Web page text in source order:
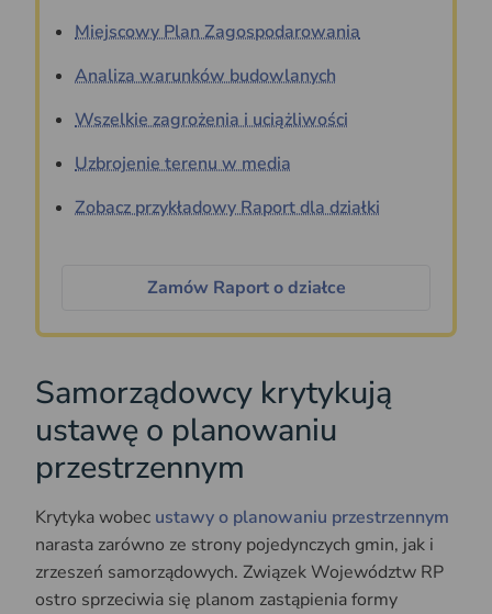
Miejscowy Plan Zagospodarowania
Analiza warunków budowlanych
Wszelkie zagrożenia i uciążliwości
Uzbrojenie terenu w media
Zobacz przykładowy Raport dla działki
Zamów Raport o działce
Samorządowcy krytykują
ustawę o planowaniu
przestrzennym
Krytyka wobec ustawy o planowaniu przestrzennym
narasta zarówno ze strony pojedynczych gmin, jak i
zrzeszeń samorządowych. Związek Województw RP
ostro sprzeciwia się planom zastąpienia formy